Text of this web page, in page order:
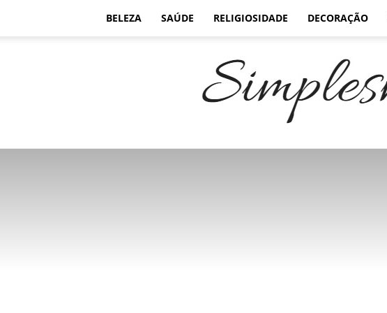
BELEZA SAÚDE RELIGIOSIDADE DECORAÇÃO